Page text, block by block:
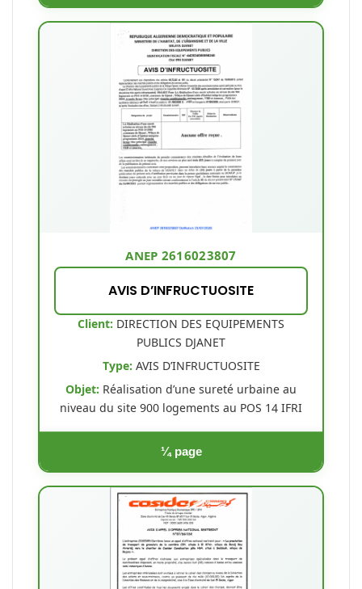
ANEP 2616023807
AVIS D’INFRUCTUOSITE
Client: DIRECTION DES EQUIPEMENTS
PUBLICS DJANET
Type:AVIS D’INFRUCTUOSITE
Objet: Réalisation d’une sureté urbaine au
niveau du site 900 logements au POS 14 IFRI
¼ page